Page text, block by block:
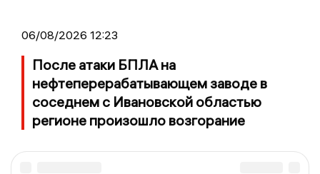
06/08/2026 12:23
После атаки БПЛА на
нефтеперерабатывающем заводе в
соседнем с Ивановской областью
регионе произошло возгорание